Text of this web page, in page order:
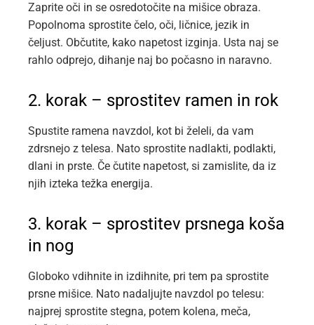
Zaprite oči in se osredotočite na mišice obraza.
Popolnoma sprostite čelo, oči, ličnice, jezik in
čeljust. Občutite, kako napetost izginja. Usta naj se
rahlo odprejo, dihanje naj bo počasno in naravno.
2. korak – sprostitev ramen in rok
Spustite ramena navzdol, kot bi želeli, da vam
zdrsnejo z telesa. Nato sprostite nadlakti, podlakti,
dlani in prste. Če čutite napetost, si zamislite, da iz
njih izteka težka energija.
3. korak – sprostitev prsnega koša
in nog
Globoko vdihnite in izdihnite, pri tem pa sprostite
prsne mišice. Nato nadaljujte navzdol po telesu:
najprej sprostite stegna, potem kolena, meča,